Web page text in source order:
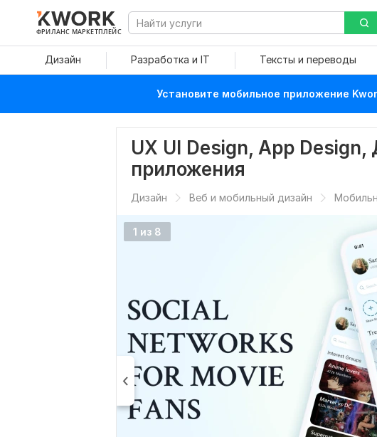
ФРИЛАНС МАРКЕТПЛЕЙС
Дизайн Разработка и IT Тексты и переводы
Установите мобильное приложение
UX UI Design, App
приложения
Дизайн Веб и мобильный дизайн
1 из 8